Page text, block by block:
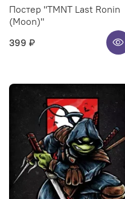
Постер "TMNT Last Ronin
(Moon)"
399 ₽